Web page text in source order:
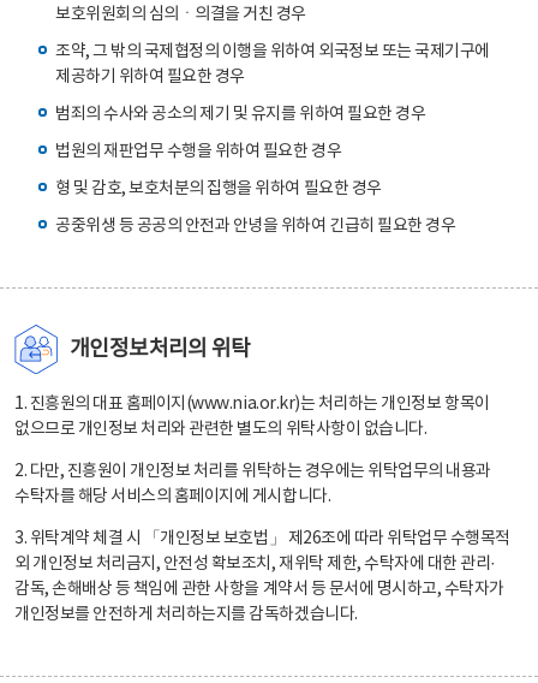
보호위원회의 심의ㆍ의결을 거친 경우
조약, 그 밖의 국제협정의 이행을 위하여 외국정보 또는 국제기구에
제공하기 위하여 필요한 경우
범죄의 수사와 공소의 제기 및 유지를 위하여 필요한 경우
법원의 재판업무 수행을 위하여 필요한 경우
형 및 감호, 보호처분의 집행을 위하여 필요한 경우
공중위생 등 공공의 안전과 안녕을 위하여 긴급히 필요한 경우
개인정보처리의 위탁
1. 진흥원의 대표 홈페이지(www.nia.or.kr)는 처리하는 개인정보 항목이
없으므로 개인정보 처리와 관련한 별도의 위탁사항이 없습니다.
2. 다만, 진흥원이 개인정보 처리를 위탁하는 경우에는 위탁업무의 내용과
수탁자를 해당 서비스의 홈페이지에 게시합니다.
3. 위탁계약 체결 시 「개인정보 보호법」 제26조에 따라 위탁업무 수행목적
외 개인정보 처리금지, 안전성 확보조치, 재위탁 제한, 수탁자에 대한 관리·
감독, 손해배상 등 책임에 관한 사항을 계약서 등 문서에 명시하고, 수탁자가
개인정보를 안전하게 처리하는지를 감독하겠습니다.